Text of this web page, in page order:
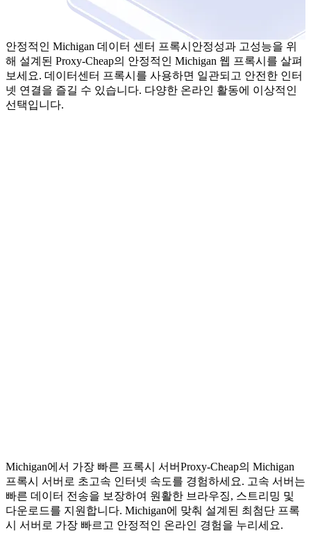
안정적인 Michigan 데이터 센터 프록시 안정성과 고성능을 위
해 설계된 Proxy-Cheap의 안정적인 Michigan 웹 프록시를 살펴
보세요. 데이터센터 프록시를 사용하면 일관되고 안전한 인터
넷 연결을 즐길 수 있습니다. 다양한 온라인 활동에 이상적인
선택입니다.
Michigan에서 가장 빠른 프록시 서버Proxy-Cheap의 Michigan
프록시 서버로 초고속 인터넷 속도를 경험하세요. 고속 서버는
빠른 데이터 전송을 보장하여 원활한 브라우징, 스트리밍 및
다운로드를 지원합니다. Michigan에 맞춰 설계된 최첨단 프록
시 서버로 가장 빠르고 안정적인 온라인 경험을 누리세요.